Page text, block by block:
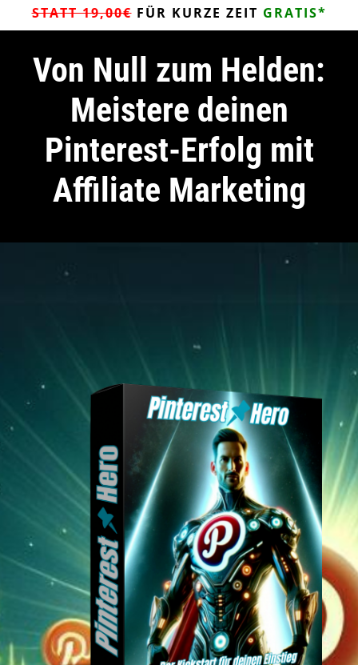
STATT 19,00€ FÜR KURZE ZEIT GRATIS*
Von Null zum Helden:
Meistere deinen
Pinterest-Erfolg mit
Affiliate Marketing